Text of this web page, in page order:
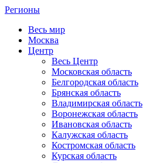
Регионы
Весь мир
Москва
Центр
Весь Центр
Московская область
Белгородская область
Брянская область
Владимирская область
Воронежская область
Ивановская область
Калужская область
Костромская область
Курская область